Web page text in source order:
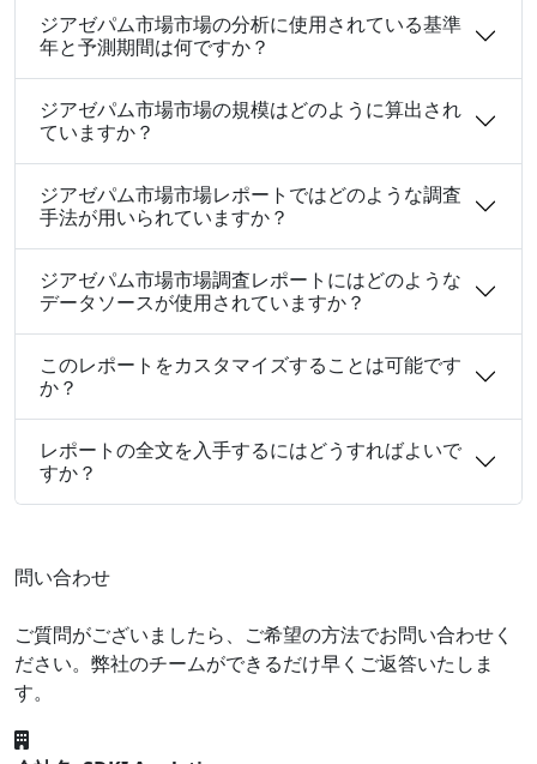
ジアゼパム市場市場の分析に使用されている基準
年と予測期間は何ですか？
ジアゼパム市場市場の規模はどのように算出され
ていますか？
ジアゼパム市場市場レポートではどのような調査
手法が用いられていますか？
ジアゼパム市場市場調査レポートにはどのような
データソースが使用されていますか？
このレポートをカスタマイズすることは可能です
か？
レポートの全文を入手するにはどうすればよいで
すか？
問い合わせ
ご質問がございましたら、ご希望の方法でお問い合わせく
ださい。弊社のチームができるだけ早くご返答いたしま
す。